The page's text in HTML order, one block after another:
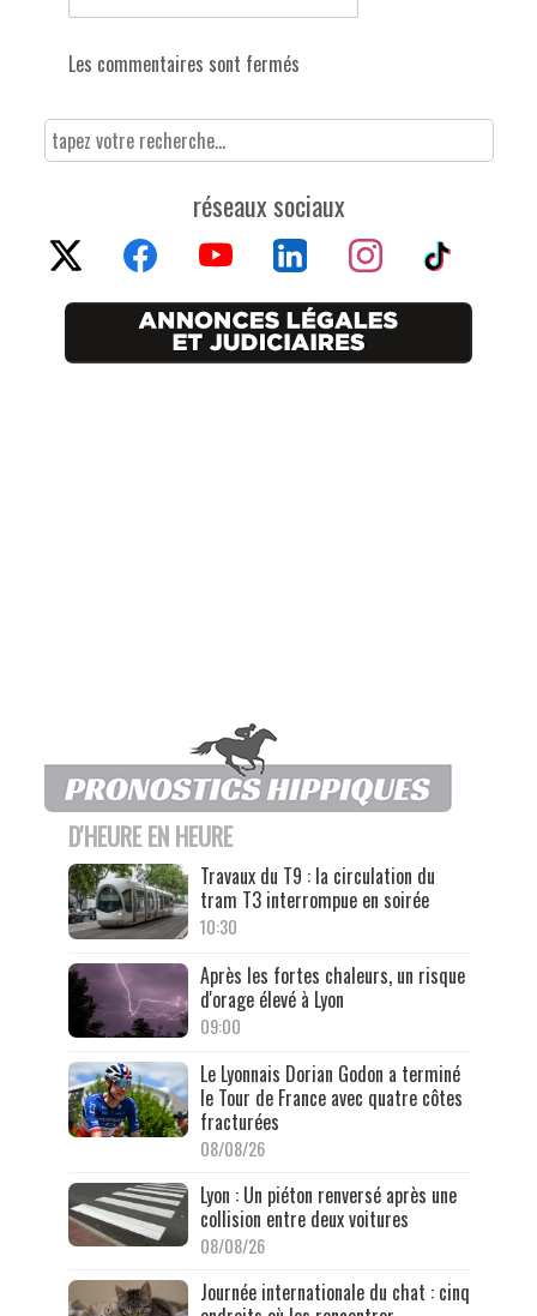
Les commentaires sont fermés
réseaux sociaux
D'HEURE EN HEURE
Travaux du T9 : la circulation du
tram T3 interrompue en soirée
10:30
Après les fortes chaleurs, un risque
d'orage élevé à Lyon
09:00
Le Lyonnais Dorian Godon a terminé
le Tour de France avec quatre côtes
fracturées
08/08/26
Lyon : Un piéton renversé après une
collision entre deux voitures
08/08/26
Journée internationale du chat : cinq